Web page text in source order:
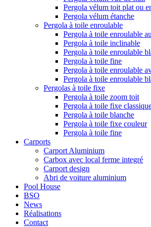
Pergola vélum toit plat ou
Pergola vélum étanche
Pergola à toile enroulable
Pergola à toile enroulable
Pergola à toile inclinable
Pergola à toile enroulable
Pergola à toile fine
Pergola à toile enroulable
Pergola à toile enroulable
Pergolas à toile fixe
Pergola à toile zoom toit
Pergola à toile fixe
Pergola à toile blanche
Pergola à toile fixe couleur
Pergola à toile fine
Carports
Carport Aluminium
Carbox avec local ferme integré
Carport design
Abri de voiture aluminium
Pool House
BSO
News
Réalisations
Contact